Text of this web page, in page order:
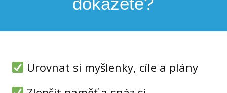
Urovnat si myšlenky, cíle a plány